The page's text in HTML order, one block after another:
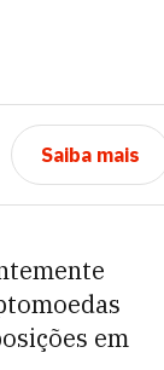
Saiba mais
em